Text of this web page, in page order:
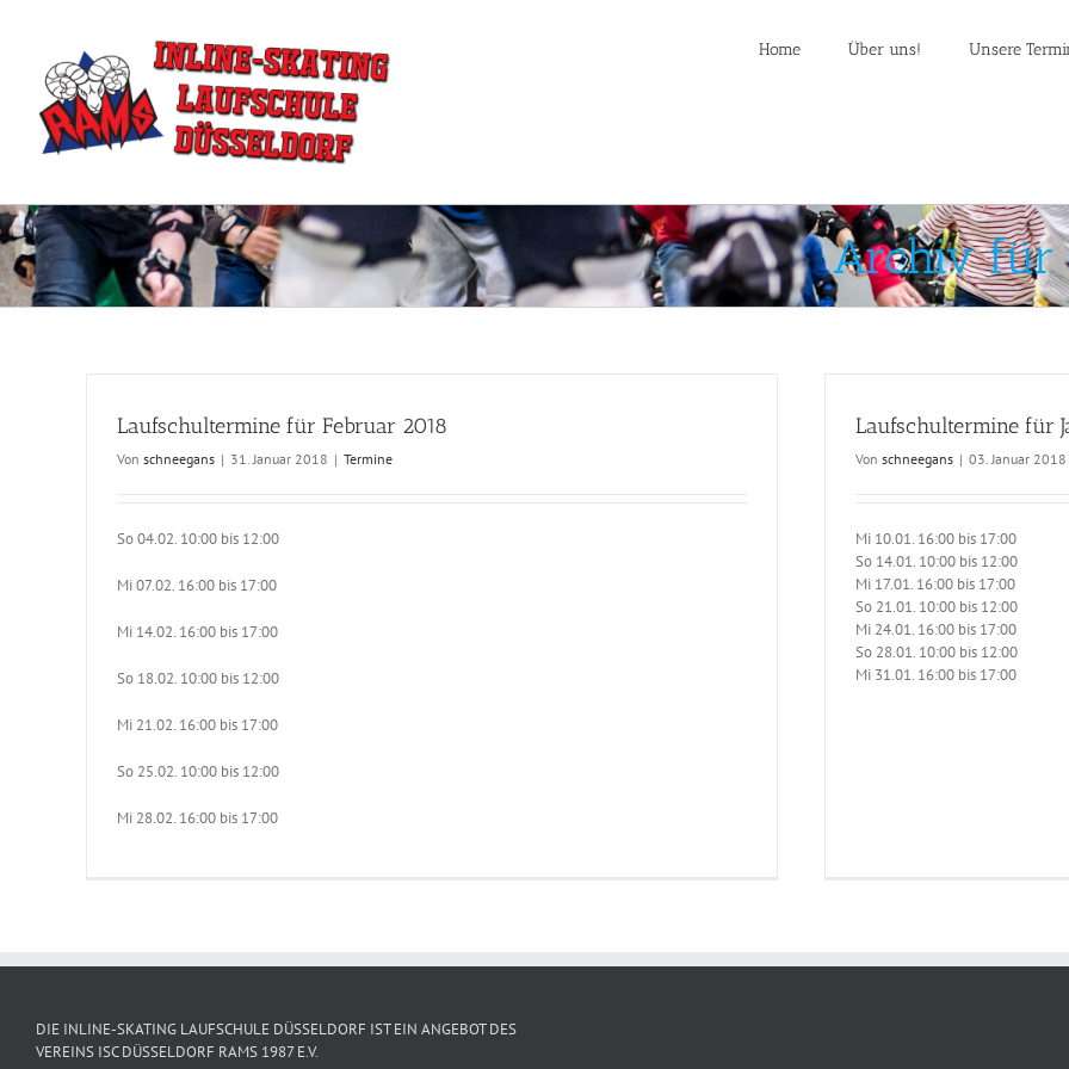
Home Über uns! Unsere
Archiv für
Laufschultermine für Februar 2018
Von schneegans | 31. Januar 2018 | Termine
So 04.02. 10:00 bis 12:00
Mi 07.02. 16:00 bis 17:00
Mi 14.02. 16:00 bis 17:00
So 18.02. 10:00 bis 12:00
Mi 21.02. 16:00 bis 17:00
So 25.02. 10:00 bis 12:00
Mi 28.02. 16:00 bis 17:00
Laufschultermine für
Von schneegans | 03. Januar 2018
Mi 10.01. 16:00 bis 17:00
So 14.01. 10:00 bis 12:00
Mi 17.01. 16:00 bis 17:00
So 21.01. 10:00 bis 12:00
Mi 24.01. 16:00 bis 17:00
So 28.01. 10:00 bis 12:00
Mi 31.01. 16:00 bis 17:00
DIE INLINE-SKATING LAUFSCHULE DÜSSELDORF IST EIN ANGEBOT DES
VEREINS ISC DÜSSELDORF RAMS 1987 E.V.